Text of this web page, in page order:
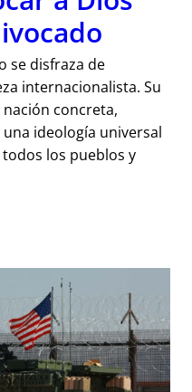
se disfraza de
internacionalista. Su
concreta,
ideología universal
los pueblos y